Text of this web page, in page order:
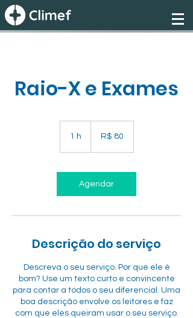
Raio-X e Exames
1 h
brasileiros
R$ 80
Agendar
Descrição do serviço
Descreva o seu serviço. Por que ele é
bom? Use um texto curto e convincente
para contar a todos o seu diferencial. Uma
boa descrição envolve os leitores e faz
com que eles queiram usar o seu serviço.